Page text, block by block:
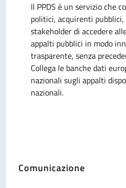
Il PPDS è un servizio che
politici, acquirenti
stakeholder di accedere
appalti pubblici in modo
trasparente, senza
Collega le banche dati
nazionali sugli appalti
nazionali.
Comunicazione